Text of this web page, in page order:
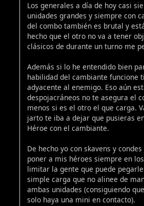
Los generales a día de hoy casi
unidades grandes y siempre con
del combo también es brutal y
hecho que el otro no va a tener
clásicos de durante un turno me
Además si lo he entendido bien
habilidad del cambiante funcione
adyacente al enemigo. Eso aún
despojacráneos no te asegura el
menos si es el otro el que carga.
jarto te iba a dejar que pusieras
Héroe con el cambiante.
De hecho yo con skavens y
poner a mis héroes siempre en
limitar la gente que puede
simple carga que no alinee de
ambas unidades (consiguiendo
solo haya una mini en contacto).